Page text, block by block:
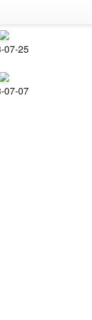
07-25
07-07